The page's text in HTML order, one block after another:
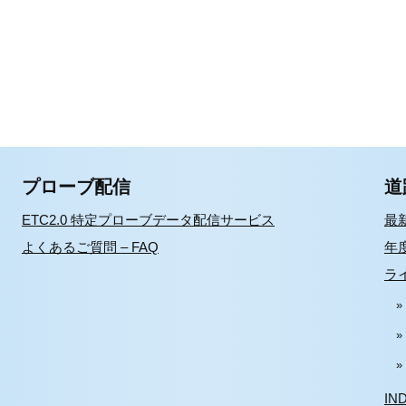
プローブ配信
ETC2.0 特定プローブデータ配信サービス
よくあるご質問 – FAQ
道
最
年
ラ